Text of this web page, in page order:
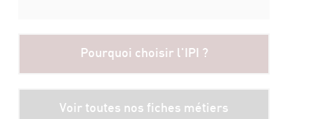
Pourquoi choisir l'IPI ?
Voir toutes nos fiches métiers